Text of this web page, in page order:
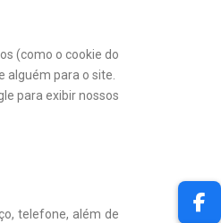
(como o cookie do
alguém para o site.
para exibir nossos
telefone, além de